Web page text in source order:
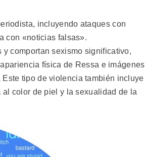
incluyendo ataques con
con «noticias falsas».
comportan sexismo significativo,
física de Ressa e imágenes
tipo de violencia también incluye
color de piel y la sexualidad de la